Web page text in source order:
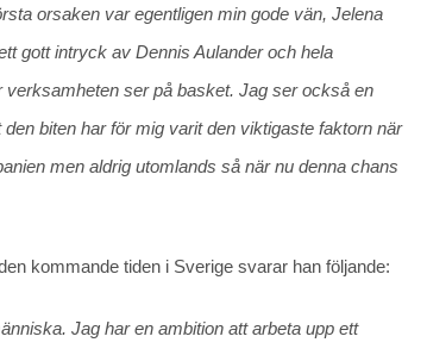
orsaken var egentligen min gode vän, Jelena
gott intryck av Dennis Aulander och hela
ser på basket. Jag ser också en
biten har för mig varit den viktigaste faktorn när
men aldrig utomlands så när nu denna chans
kommande tiden i Sverige svarar han följande:
Jag har en ambition att arbeta upp ett